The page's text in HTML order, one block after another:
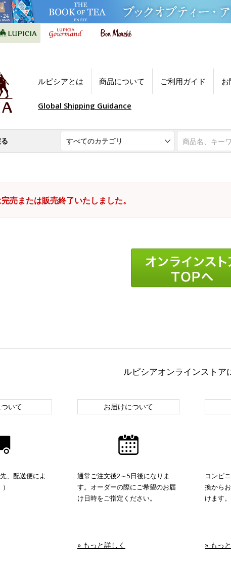
ルピシアとは 商品について ご利用ガイド
Global Shipping Guidance
売または販売終了いたしました。
ルピシアオンラインストア
いて
、配送便によ
お届けについて
通常ご注文後2～5日後になりま
す。オーダーの際にご希望のお届
け日時をご指定ください。
» もっと詳しく
コンビ
換から
けます。
» もっ